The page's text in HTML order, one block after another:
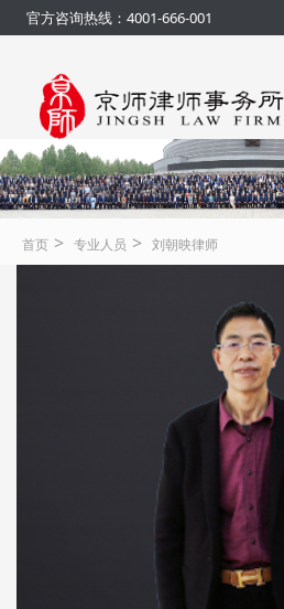
官方咨询热线：4001-666-001
首页 > 专业人员 > 刘朝映律师